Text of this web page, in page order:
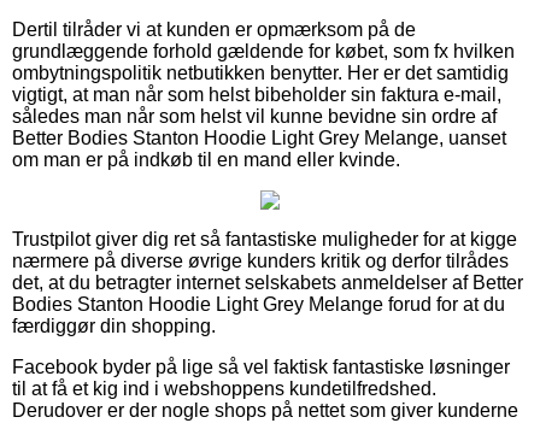
Dertil tilråder vi at kunden er opmærksom på de
grundlæggende forhold gældende for købet, som fx hvilken
ombytningspolitik netbutikken benytter. Her er det samtidig
vigtigt, at man når som helst bibeholder sin faktura e-mail,
således man når som helst vil kunne bevidne sin ordre af
Better Bodies Stanton Hoodie Light Grey Melange, uanset
om man er på indkøb til en mand eller kvinde.
Trustpilot giver dig ret så fantastiske muligheder for at kigge
nærmere på diverse øvrige kunders kritik og derfor tilrådes
det, at du betragter internet selskabets anmeldelser af Better
Bodies Stanton Hoodie Light Grey Melange forud for at du
færdiggør din shopping.
Facebook byder på lige så vel faktisk fantastiske løsninger
til at få et kig ind i webshoppens kundetilfredshed.
Derudover er der nogle shops på nettet som giver kunderne